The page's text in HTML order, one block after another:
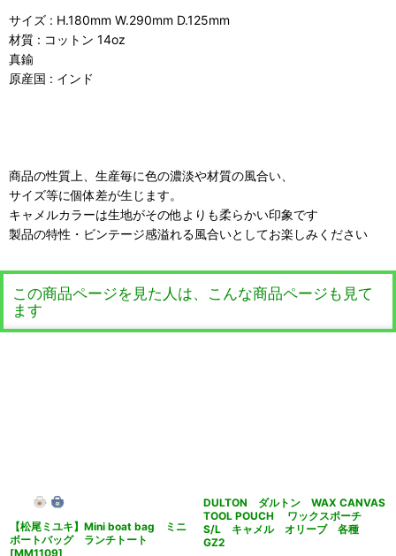
サイズ : H.180mm W.290mm D.125mm
材質 : コットン 14oz
真鍮
原産国 : インド
商品の性質上、生産毎に色の濃淡や材質の風合い、
サイズ等に個体差が生じます。
キャメルカラーは生地がその他よりも柔らかい印象です
製品の特性・ビンテージ感溢れる風合いとしてお楽しみください
この商品ページを見た人は、こんな商品ページも見て
ます
【松尾ミユキ】Mini boat bag ミニ
ボートバッグ ランチトート
[MM1109]
DULTON ダルトン WAX CANVAS
TOOL POUCH ワックスポーチ
S/L キャメル オリーブ 各種
GZ2